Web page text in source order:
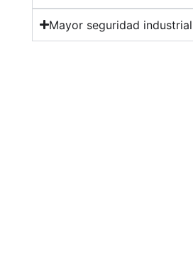
Mayor seguridad industrial